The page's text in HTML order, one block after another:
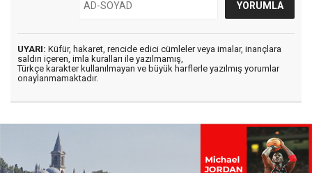
UYARI: Küfür, hakaret, rencide edici cümleler veya imalar, inançlara
saldırı içeren, imla kuralları ile yazılmamış,
Türkçe karakter kullanılmayan ve büyük harflerle yazılmış yorumlar
onaylanmamaktadır.